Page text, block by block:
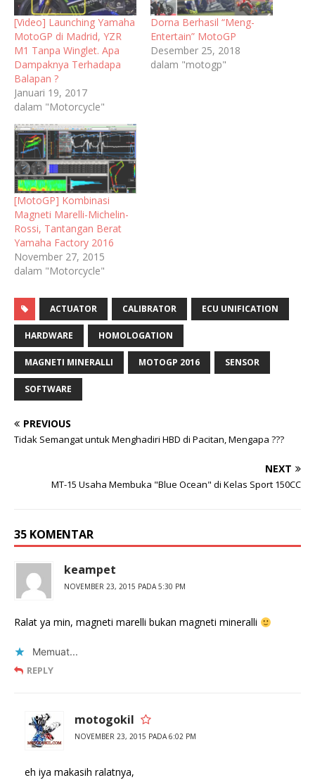
[Video] Launching Yamaha
MotoGP di Madrid, YZR
M1 Tanpa Winglet. Apa
Dampaknya Terhadapa
Balapan ?
Januari 19, 2017
dalam "Motorcycle"
Dorna Berhasil “Meng-
Entertain” MotoGP
Desember 25, 2018
dalam "motogp"
[MotoGP] Kombinasi
Magneti Marelli-Michelin-
Rossi, Tantangan Berat
Yamaha Factory 2016
November 27, 2015
dalam "Motorcycle"
ACTUATOR CALIBRATOR ECU UNIFICATION
HARDWARE HOMOLOGATION
MAGNETI MINERALLI MOTOGP 2016 SENSOR
SOFTWARE
PREVIOUS
Tidak Semangat untuk Menghadiri HBD di Pacitan, Mengapa ???
NEXT
MT-15 Usaha Membuka "Blue Ocean" di Kelas Sport 150CC
35 KOMENTAR
keampet
NOVEMBER 23, 2015 PADA 5:30 PM
Ralat ya min, magneti marelli bukan magneti mineralli
Memuat...
REPLY
motogokil
NOVEMBER 23, 2015 PADA 6:02 PM
eh iya makasih ralatnya,